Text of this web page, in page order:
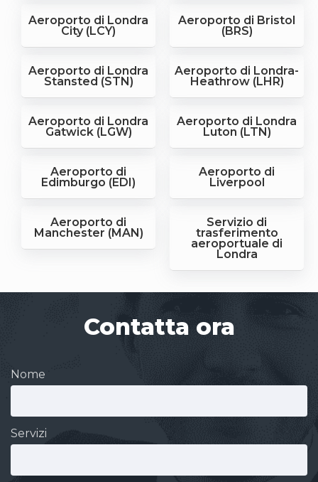
Aeroporto di Londra
City (LCY)
Aeroporto di Bristol
(BRS)
Aeroporto di Londra
Stansted (STN)
Aeroporto di Londra-
Heathrow (LHR)
Aeroporto di Londra
Gatwick (LGW)
Aeroporto di Londra
Luton (LTN)
Aeroporto di
Edimburgo (EDI)
Aeroporto di
Liverpool
Aeroporto di
Manchester (MAN)
Servizio di
trasferimento
aeroportuale di
Londra
Contatta ora
Nome
Servizi